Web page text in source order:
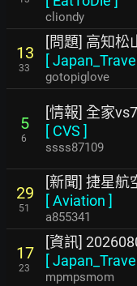
cliondy
13
33
[問題] 高知松
[Japan_Travel
gotopiglove
5
6
[情報] 全家
[ CVS ]
ssss87109
29
51
[新聞] 捷星航
[Aviation ]
a855341
17
23
[資訊]
[Japan_Travel
mpmpsmom